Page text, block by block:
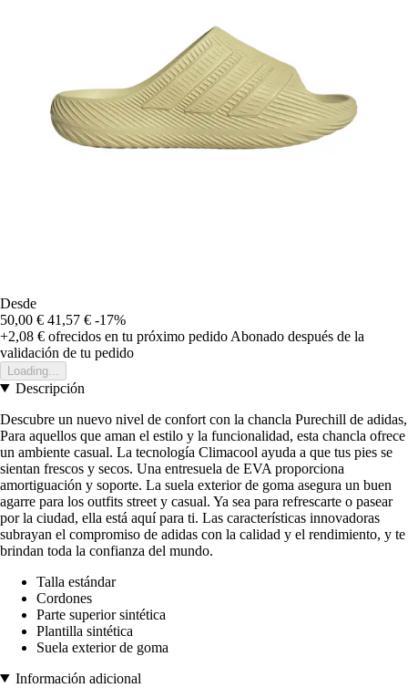
Desde
50,00 € 41,57 € -17%
+2,08 € ofrecidos en tu próximo pedido Abonado después de la
validación de tu pedido
Loading...
Descripción
Descubre un nuevo nivel de confort con la chancla Purechill de adidas,
Para aquellos que aman el estilo y la funcionalidad, esta chancla ofrece
un ambiente casual. La tecnología Climacool ayuda a que tus pies se
sientan frescos y secos. Una entresuela de EVA proporciona
amortiguación y soporte. La suela exterior de goma asegura un buen
agarre para los outfits street y casual. Ya sea para refrescarte o pasear
por la ciudad, ella está aquí para ti. Las características innovadoras
subrayan el compromiso de adidas con la calidad y el rendimiento, y te
brindan toda la confianza del mundo.
Talla estándar
Cordones
Parte superior sintética
Plantilla sintética
Suela exterior de goma
Información adicional